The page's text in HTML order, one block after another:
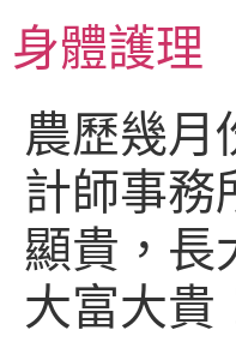
主身體護理
農歷幾月
計師事務
顯貴，長
大富大貴